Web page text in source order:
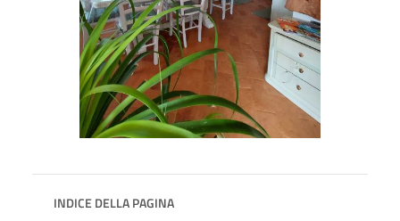
INDICE DELLA PAGINA